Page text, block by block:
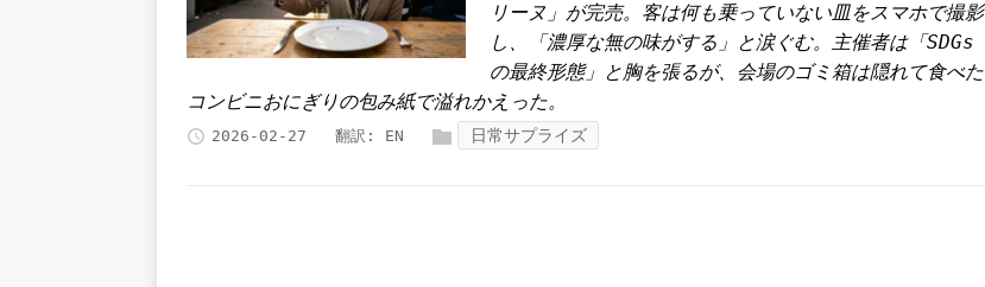
リーヌ」が完売。客は何も乗っていない皿をスマホで撮影
し、「濃厚な無の味がする」と涙ぐむ。主催者は「SDGs
の最終形態」と胸を張るが、会場のゴミ箱は隠れて食べた
コンビニおにぎりの包み紙で溢れかえった。
2026-02-27 翻訳: EN 日常サプライズ